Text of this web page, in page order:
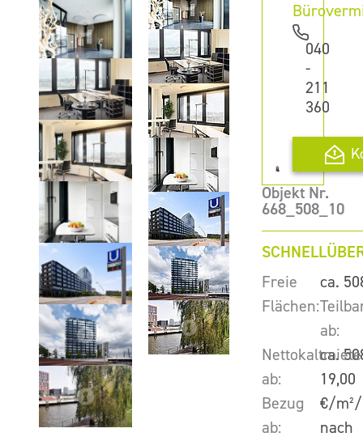
040
-
211
360
Objekt Nr.
668_508_10
Freie
Flächen:
ca.
ab:
ca.
Nettokaltmiete
ab:
19,00
€/
Bezug
ab:
nach